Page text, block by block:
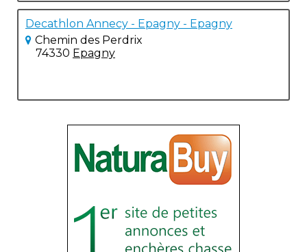
Decathlon Annecy - Epagny - Epagny
Chemin des Perdrix
74330 Epagny